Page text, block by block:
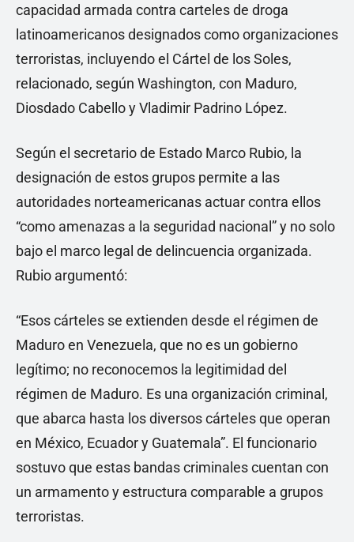
capacidad armada contra carteles de droga
latinoamericanos designados como organizaciones
terroristas, incluyendo el Cártel de los Soles,
relacionado, según Washington, con Maduro,
Diosdado Cabello y Vladimir Padrino López.
Según el secretario de Estado Marco Rubio, la
designación de estos grupos permite a las
autoridades norteamericanas actuar contra ellos
“como amenazas a la seguridad nacional” y no solo
bajo el marco legal de delincuencia organizada.
Rubio argumentó:
“Esos cárteles se extienden desde el régimen de
Maduro en Venezuela, que no es un gobierno
legítimo; no reconocemos la legitimidad del
régimen de Maduro. Es una organización criminal,
que abarca hasta los diversos cárteles que operan
en México, Ecuador y Guatemala”. El funcionario
sostuvo que estas bandas criminales cuentan con
un armamento y estructura comparable a grupos
terroristas.